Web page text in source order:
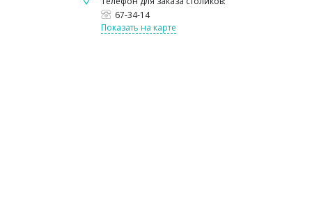
67-34-14
Показать на карте